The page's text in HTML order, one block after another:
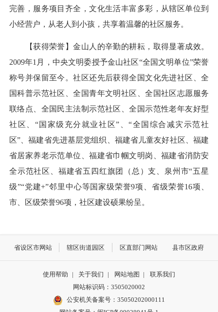
完善，服务项目齐全，文化生活丰富多彩，从辖区单位到
小经营户，从老人到小孩，共享着温馨的社区服务。
【获得荣誉】金山人的辛勤的耕耘，取得显著成效。
2009年1月，中央文明委授予金山社区“全国文明单位”荣誉
称号并保留至今。社区还先后获得全国文化先进社区、全
国科普示范社区、全国青年文明社区、全国社区志愿服务
联络点、全国民主法制示范社区、全国示范性老年友好型
社区、“国家级充分就业社区”、“全国综合减灾示范社
区”、福建省先进基层党组织、福建省儿童友好社区、福建
省居家养老示范单位、福建省巾帼文明岗、福建省消防安
全示范社区、福建省五四红旗团（总）支、泉州市“五星
级”“党建+”邻里中心等国家级荣誉9项、省级荣誉16项、
市、区级荣誉96项，社区建设硕果纷呈。
省设区市网站 辖区街道园区 区直部门网站 县市区政府
使用帮助 | 关于我们 | 网站地图 |
联系我们
网站标识码：3505020002
公安机关备案号：35050202000111